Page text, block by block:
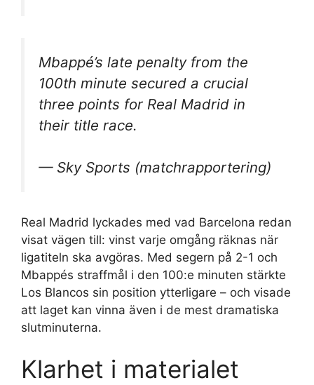
Mbappé’s late penalty from the
100th minute secured a crucial
three points for Real Madrid in
their title race.
— Sky Sports (matchrapportering)
Real Madrid lyckades med vad Barcelona redan
visat vägen till: vinst varje omgång räknas när
ligatiteln ska avgöras. Med segern på 2-1 och
Mbappés straffmål i den 100:e minuten stärkte
Los Blancos sin position ytterligare – och visade
att laget kan vinna även i de mest dramatiska
slutminuterna.
Klarhet i materialet